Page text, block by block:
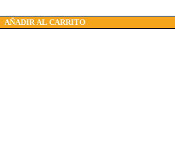
AÑADIR AL CARRITO